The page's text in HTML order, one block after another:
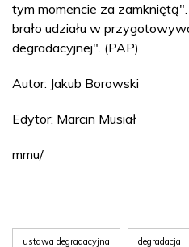
tym momencie za zamkniętą".
brało udziału w
degradacyjnej". (PAP)
Autor: Jakub Borowski
Edytor: Marcin Musiał
mmu/
ustawa degradacyjna degradacja